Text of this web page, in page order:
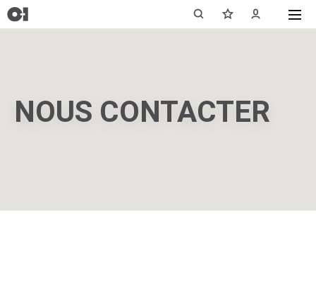
NOUS CONTACTER